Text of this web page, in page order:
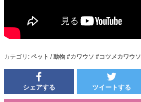
カテゴリ:ペット / 動物#カワウソ #コツメカワウソ
シェアする ツイートする